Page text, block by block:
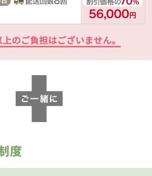
のご負担はございません。
度